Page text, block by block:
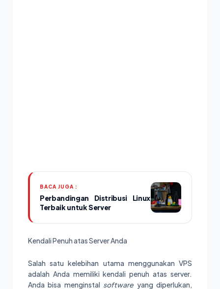
BACA JUGA :
Perbandingan Distribusi Linux
Terbaik untuk Server
Kendali Penuh atas Server Anda
Salah satu kelebihan utama menggunakan VPS
adalah Anda memiliki kendali penuh atas server.
Anda bisa menginstal software yang diperlukan,